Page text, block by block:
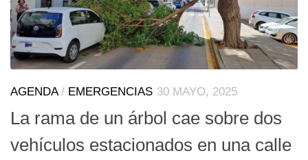
AGENDA/ EMERGENCIAS 30 MAYO, 2025
La rama de un árbol cae sobre dos
vehículos estacionados en una calle